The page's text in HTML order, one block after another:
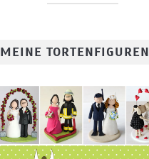
MEINE TORTENFIGUREN